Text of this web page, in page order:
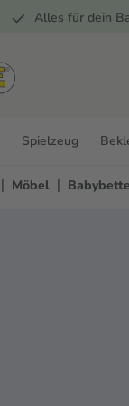
Alles für dein
Spielzeug
| Möbel |